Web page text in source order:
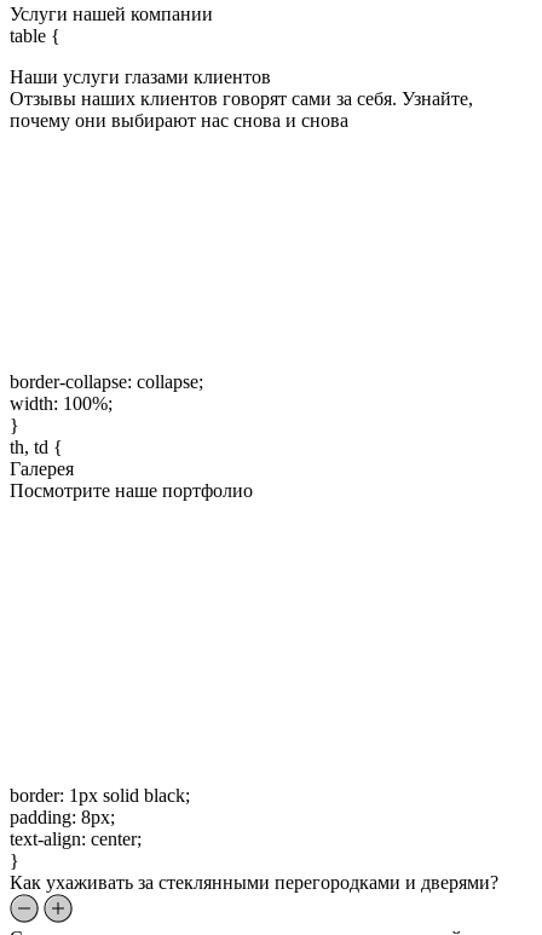
Услуги нашей компании
table {
Наши услуги глазами клиентов
Отзывы наших клиентов говорят сами за себя. Узнайте,
почему они выбирают нас снова и снова
border-collapse: collapse;
width: 100%;
}
th, td {
Галерея
Посмотрите наше портфолио
border: 1px solid black;
padding: 8px;
text-align: center;
}
Как ухаживать за стеклянными перегородками и дверями?